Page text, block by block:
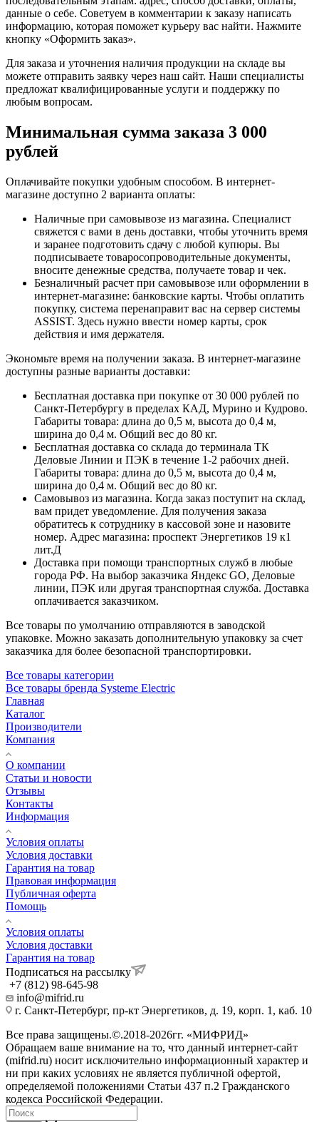
данные о себе. Советуем в комментарии к заказу написать
информацию, которая поможет курьеру вас найти. Нажмите
кнопку «Оформить заказ».
Для заказа и уточнения наличия продукции на складе вы
можете отправить заявку через наш сайт. Наши специалисты
предложат квалифицированные услуги и поддержку по
любым вопросам.
Минимальная сумма заказа 3 000
рублей
Оплачивайте покупки удобным способом. В интернет-
магазине доступно 2 варианта оплаты:
Наличные при самовывозе из магазина. Специалист
свяжется с вами в день доставки, чтобы уточнить время
и заранее подготовить сдачу с любой купюры. Вы
подписываете товаросопроводительные документы,
вносите денежные средства, получаете товар и чек.
Безналичный расчет при самовывозе или оформлении в
интернет-магазине: банковские карты. Чтобы оплатить
покупку, система перенаправит вас на сервер системы
ASSIST. Здесь нужно ввести номер карты, срок
действия и имя держателя.
Экономьте время на получении заказа. В интернет-магазине
доступны разные варианты доставки:
Бесплатная доставка при покупке от 30 000 рублей по
Санкт-Петербургу в пределах КАД, Мурино и Кудрово.
Габариты товара: длина до 0,5 м, высота до 0,4 м,
ширина до 0,4 м. Общий вес до 80 кг.
Бесплатная доставка со склада до терминала ТК
Деловые Линии и ПЭК в течение 1-2 рабочих дней.
Габариты товара: длина до 0,5 м, высота до 0,4 м,
ширина до 0,4 м. Общий вес до 80 кг.
Самовывоз из магазина. Когда заказ поступит на склад,
вам придет уведомление. Для получения заказа
обратитесь к сотруднику в кассовой зоне и назовите
номер. Адрес магазина: проспект Энергетиков 19 к1
лит.Д
Доставка при помощи транспортных служб в любые
города РФ. На выбор заказчика Яндекс GO, Деловые
линии, ПЭК или другая транспортная служба. Доставка
оплачивается заказчиком.
Все товары по умолчанию отправляются в заводской
упаковке. Можно заказать дополнительную упаковку за счет
заказчика для более безопасной транспортировки.
Все товары категории
Все товары бренда Systeme Electric
Главная
Каталог
Производители
Компания
О компании
Статьи и новости
Отзывы
Контакты
Информация
Условия оплаты
Условия доставки
Гарантия на товар
Правовая информация
Публичная оферта
Помощь
Условия оплаты
Условия доставки
Гарантия на товар
Подписаться на рассылку
+7 (812) 98-645-98
info@mifrid.ru
г. Санкт-Петербург, пр-кт Энергетиков, д. 19, корп. 1, каб. 10
Все права защищены.©.2018-2026гг. «МИФРИД»
Обращаем ваше внимание на то, что данный интернет-сайт
(mifrid.ru) носит исключительно информационный характер и
ни при каких условиях не является публичной офертой,
определяемой положениями Статьи 437 п.2 Гражданского
кодекса Российской Федерации.